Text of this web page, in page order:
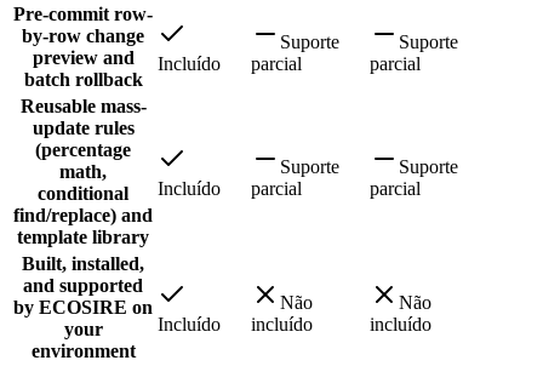
Pre-commit row-
by-row change
preview and
batch rollback
Incluído
Suporte
parcial
Suporte
parcial
Reusable mass-
update rules
(percentage
math,
conditional
find/replace) and
template library
Incluído
Suporte
parcial
Suporte
parcial
Built, installed,
and supported
by ECOSIRE on
your
environment
Incluído
Não
incluído
Não
incluído